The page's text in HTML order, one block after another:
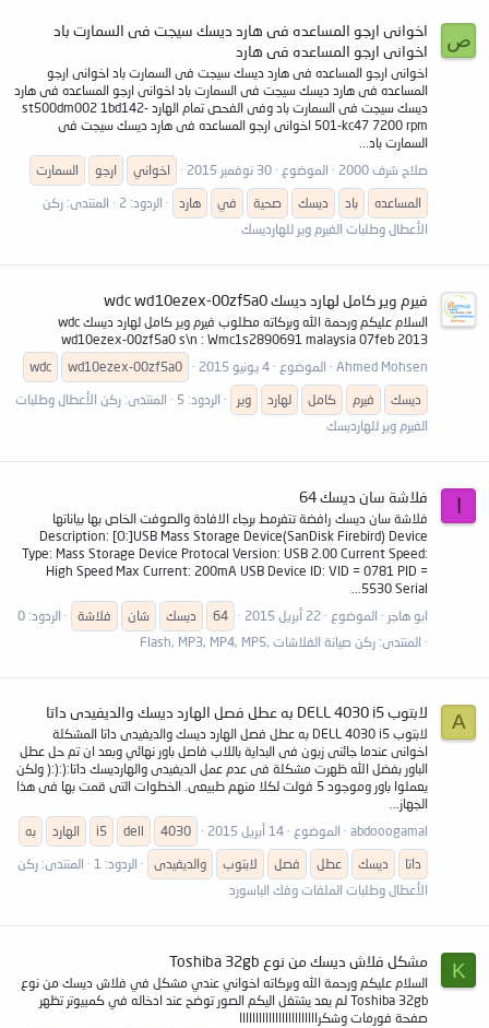
ص
اخوانى ارجو المساعده فى هارد ديسك سيجت فى السمارت باد
اخوانى ارجو المساعده فى هارد
اخوانى ارجو المساعده فى هارد ديسك سيجت فى السمارت باد اخوانى ارجو
المساعده فى هارد ديسك سيجت فى السمارت باد اخوانى ارجو المساعده فى هارد
ديسك سيجت فى السمارت باد وفى الفحص تمام الهارد st500dm002 1bd142-
501-kc47 7200 rpm اخوانى ارجو المساعده فى هارد ديسك سيجت فى
السمارت باد...
صلاح شرف 2000
الموضوع 30 نوفمبر 2015 اخواني ارجو
السمارت
المساعده
باد ديسك صحية في هارد الردود: 2 المنتدى: ركن
الأعطال وطلبات الفيرم وير للهارديسك
فيرم وير كامل لهارد ديسك wdc wd10ezex-00zf5a0
السلام عليكم ورحمة الله وبركاته مطلوب فيرم وير كامل لهارد ديسك wdc
wd10ezex-00zf5a0 s\n : Wmc1s2890691 malaysia 07feb 2013
Ahmed Mohsen
الموضوع 4 يونيو 2015 wd10ezex-00zf5a0
wdc
ديسك
فيرم كامل لهارد وير الردود: 5 المنتدى: ركن الأعطال وطلبات
الفيرم وير للهارديسك
ا فلاشة سان ديسك 64
فلاشة سان ديسك رافضة تتفرمط برجاء الافادة والصوفت الخاص بها بياناتها
Description: [O:]USB Mass Storage Device(SanDisk Firebird) Device
Type: Mass Storage Device Protocal Version: USB 2.00 Current Speed:
High Speed Max Current: 200mA USB Device ID: VID = 0781 PID =
5530 Serial...
ابو هاجر
الموضوع 22 أبريل 2015 64 ديسك شان فلاشة
الردود: 0
المنتدى: ركن صيانة الفلاشات ,Flash, MP3, MP4, MP5
A لابتوب DELL 4030 i5 به عطل فصل الهارد ديسك والديفيدى داتا
لابتوب DELL 4030 i5 به عطل فصل الهارد ديسك والديفيدى داتا المشكلة
اخوانى عندما جائنى زبون فى البداية باللاب فاصل باور نهائي وبعد ان تم حل عطل
الباور بفضل الله ظهرت مشكلة فى عدم عمل الديفيدى والهارديسك داتا:(:(:( ولكن
يعملوا باور وموجود 5 فولت لكلا منهم طبيعى. الخطوات التى قمت بها فى هذا
الجهاز...
abdooogamal
الموضوع 14 أبريل 2015 4030
dell
i5 الهارد
به
داتا
ديسك عطل فصل لابتوب والديفيدى الردود: 1 المنتدى: ركن
الأعطال وطلبات الملفات وفك الباسورد
K مشكل فلاش ديسك من نوع Toshiba 32gb
السلام عليكم ورحمة الله وبركاته اخواني عندي مشكل في فلاش ديسك من نوع
Toshiba 32gb لم يعد يشتغل اليكم الصور توضح عند ادخاله في كمبيوتر تظهر
صفحة فورمات وشكراااااااااااااااااااااااا